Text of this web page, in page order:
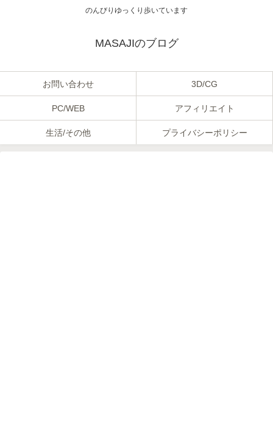
のんびりゆっくり歩いています
MASAJIのブログ
お問い合わせ 3D/CG
PC/WEB アフィリエイト
生活/その他 プライバシーポリシー